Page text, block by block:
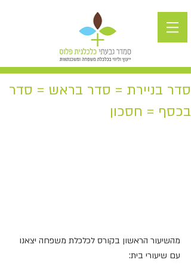
סדר בניירת = סדר בראש = סדר
בכסף = חסכון
מהשיעור הראשון בקורס לכלכלת משפחה יצאנו
עם שיעורי בית: